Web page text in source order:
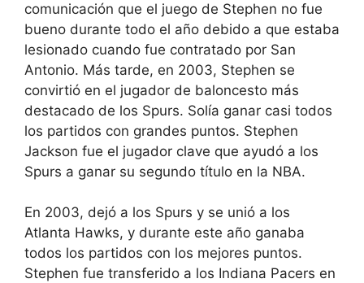
comunicación que el juego de Stephen no fue
bueno durante todo el año debido a que estaba
lesionado cuando fue contratado por San
Antonio. Más tarde, en 2003, Stephen se
convirtió en el jugador de baloncesto más
destacado de los Spurs. Solía ganar casi todos
los partidos con grandes puntos. Stephen
Jackson fue el jugador clave que ayudó a los
Spurs a ganar su segundo título en la NBA.
En 2003, dejó a los Spurs y se unió a los
Atlanta Hawks, y durante este año ganaba
todos los partidos con los mejores puntos.
Stephen fue transferido a los Indiana Pacers en